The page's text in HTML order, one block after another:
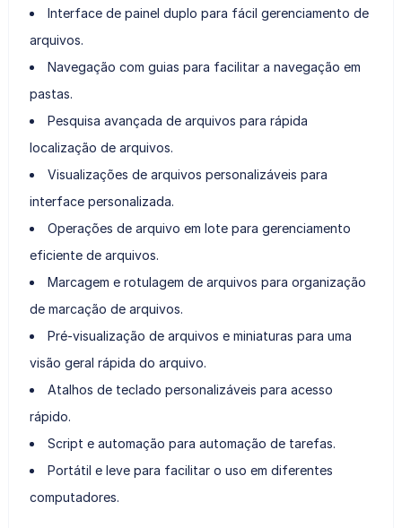
Interface de painel duplo para fácil gerenciamento de
arquivos.
Navegação com guias para facilitar a navegação em
pastas.
Pesquisa avançada de arquivos para rápida
localização de arquivos.
Visualizações de arquivos personalizáveis para
interface personalizada.
Operações de arquivo em lote para gerenciamento
eficiente de arquivos.
Marcagem e rotulagem de arquivos para organização
de marcação de arquivos.
Pré-visualização de arquivos e miniaturas para uma
visão geral rápida do arquivo.
Atalhos de teclado personalizáveis para acesso
rápido.
Script e automação para automação de tarefas.
Portátil e leve para facilitar o uso em diferentes
computadores.